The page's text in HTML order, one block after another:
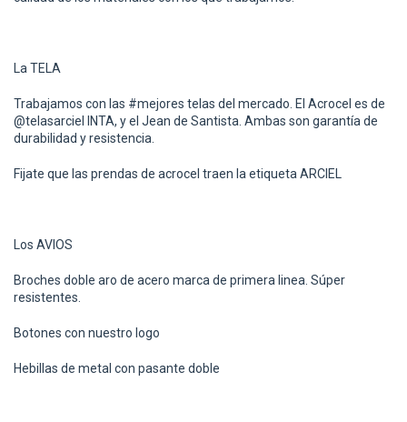
La TELA
Trabajamos con las #mejores telas del mercado. El Acrocel es de
@telasarciel INTA, y el Jean de Santista. Ambas son garantía de
durabilidad y resistencia.
Fijate que las prendas de acrocel traen la etiqueta ARCIEL
Los AVIOS
Broches doble aro de acero marca de primera linea. Súper
resistentes.
Botones con nuestro logo
Hebillas de metal con pasante doble